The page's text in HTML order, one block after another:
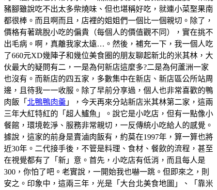
豬腳雖說吃不出太多柴燒味、但也堪稱好吃，就連小菜埾果南
都很棒。而且啊而且，店裡的姐姐們一個比一個親切。除了，
價格有著跳脫小吃的偏貴（每個人的價值觀不同），實在挑不
出毛病。啊，真離我家太遠…。然後，補充一下，我一個人吃
了660元XD幾陣子和幾位美食圈的朋友聊起新北的米其林，大
伙最大的疑問有二，一是為何新店這麼多?二是為何蘆洲一家
也沒有。而新店的四五家，多數集中在新店、新店區公所站周
邊，且待我一一收服。除了早前分享過，個人也非常喜歡的鴨
肉飯「 北鴨鴨肉羹 」，今天再來分站新店米其林第二家，這兩
三年大紅特紅的「超人鱸魚」。說它是小吃店，但有一點像小
餐館，環境乾淨、服務非常親切，一反傳統小吃給人的感覺。
據說，這家的前身是賣滷肉飯有，約莫在1997年，算一算也將
近30年。二代接手後，不管是料理、食材、餐飲的流程，甚至
在視覺都有了「新」意。首先，小吃店有低消，而且每人是
300，你怕了吧。老實說，一開始我也嚇一跳。但即來之，則
安之。印象中，這兩三年，光是「大台北美食地圖」、「靠米